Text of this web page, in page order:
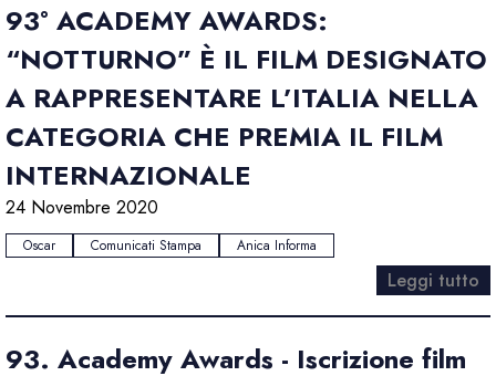
93° ACADEMY AWARDS:
“NOTTURNO” È IL FILM DESIGNATO
A RAPPRESENTARE L’ITALIA NELLA
CATEGORIA CHE PREMIA IL FILM
INTERNAZIONALE
24 Novembre 2020
Oscar Comunicati Stampa Anica Informa
Leggi tutto
93. Academy Awards - Iscrizione film